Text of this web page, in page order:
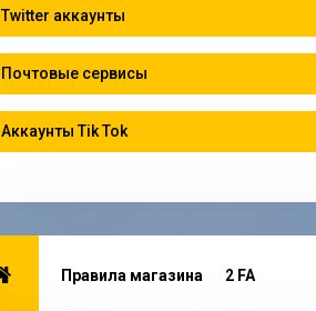
Twitter аккаунты
Почтовые сервисы
Аккаунты Tik Tok
Правила магазина 2 FA